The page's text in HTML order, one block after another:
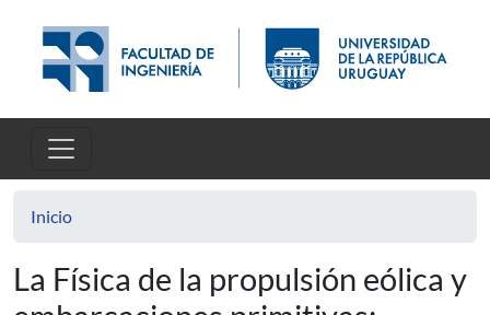
Inicio
La Física de la propulsión eólica y